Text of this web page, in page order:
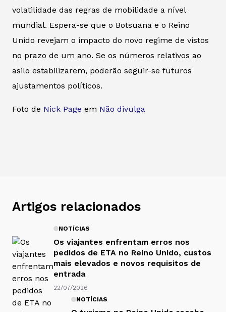
volatilidade das regras de mobilidade a nível
mundial. Espera-se que o Botsuana e o Reino
Unido revejam o impacto do novo regime de vistos
no prazo de um ano. Se os números relativos ao
asilo estabilizarem, poderão seguir-se futuros
ajustamentos políticos.
Foto de Nick Page em Não divulga
Artigos relacionados
NOTÍCIAS
Os viajantes enfrentam erros nos
pedidos de ETA no Reino Unido, custos
mais elevados e novos requisitos de
entrada
22/07/2026
NOTÍCIAS